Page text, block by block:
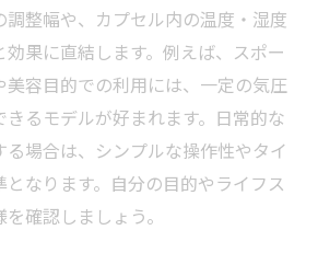
ル自宅設置時の必要スペース
ル購入前の維持費と費用確認
ルメーカー選びの信頼性基準
カプセル導入時の注意事項
ルレンタル活用時の比較ポイン
調整幅や、カプセル内の温度・湿度
果に直結します。例えば、スポー
美容目的での利用には、一定の気圧
きるモデルが好まれます。日常的な
場合は、シンプルな操作性やタイ
なります。自分の目的やライフス
確認しましょう。